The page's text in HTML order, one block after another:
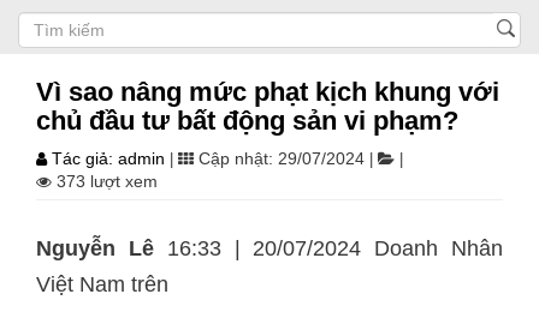
Vì sao nâng mức phạt kịch khung với
chủ đầu tư bất động sản vi phạm?
Tác giả: admin Cập nhật: 29/07/2024
373 lượt xem
Nguyễn Lê16:33 | 20/07/2024 Doanh Nhân
Việt Nam trên